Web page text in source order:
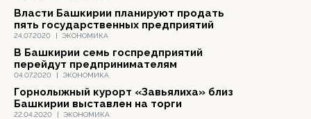
24.07.2020 | ЭКОНОМИКА
Власти Башкирии планируют продать
пять государственных предприятий
04.07.2020 | ЭКОНОМИКА
В Башкирии семь госпредприятий
перейдут предпринимателям
22.04.2020 | ЭКОНОМИКА
Горнолыжный курорт «Завьялиха» близ
Башкирии выставлен на торги